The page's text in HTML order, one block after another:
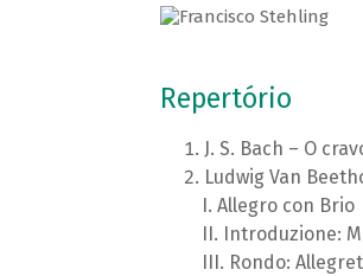
Repertório
J. S. Bach – O
Ludwig Van
Allegro con Brio
Introduzione:
Rondo: